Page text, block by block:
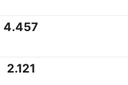
4.457
2.121